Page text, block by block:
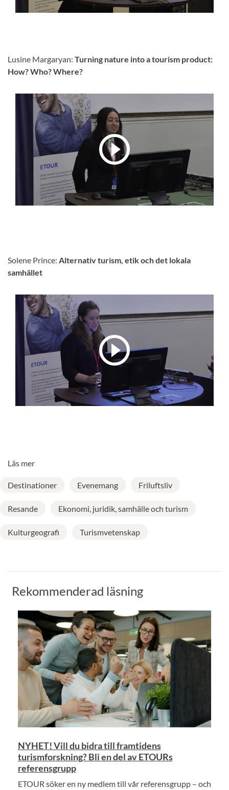
Lusine Margaryan: Turning nature into a tourism product:
How?Who? Where?
Solene Prince: Alternativ turism, etik och det lokala
samhället
Läs mer
Destinationer Evenemang Friluftsliv
Resande Ekonomi, juridik, samhälle och turism
Kulturgeografi Turismvetenskap
Rekommenderad läsning
NYHET! Vill du bidra till framtidens
turismforskning? Bli en del av ETOURs
referensgrupp
ETOUR söker en ny medlem till vår referensgrupp – och